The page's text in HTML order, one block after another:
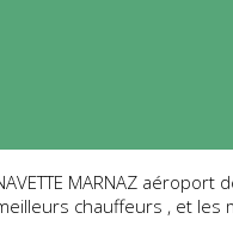
MARNAZ aéroport
chauffeurs , et les